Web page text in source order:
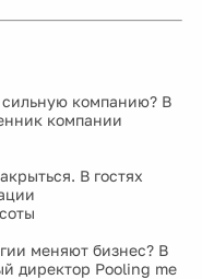
сильную компанию? В
компании
В гостях
меняют бизнес? В
директор Pooling me